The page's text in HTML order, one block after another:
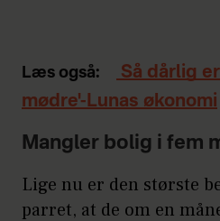
Læs også:
Så dårlig
mødre'-Lunas økonomi
Mangler bolig i fem
Lige nu er den største
parret, at de om en